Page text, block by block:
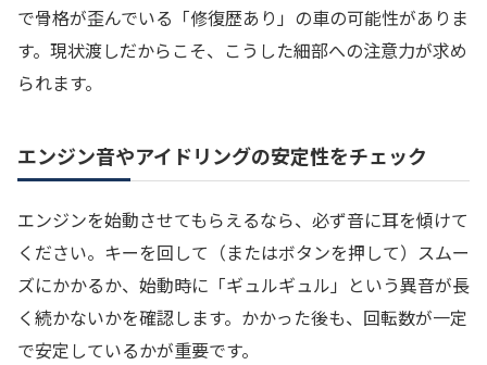
で骨格が歪んでいる「修復歴あり」の車の可能性がありま
す。現状渡しだからこそ、こうした細部への注意力が求め
られます。
エンジン音やアイドリングの安定性をチェック
エンジンを始動させてもらえるなら、必ず音に耳を傾けて
ください。キーを回して（またはボタンを押して）スムー
ズにかかるか、始動時に「ギュルギュル」という異音が長
く続かないかを確認します。かかった後も、回転数が一定
で安定しているかが重要です。